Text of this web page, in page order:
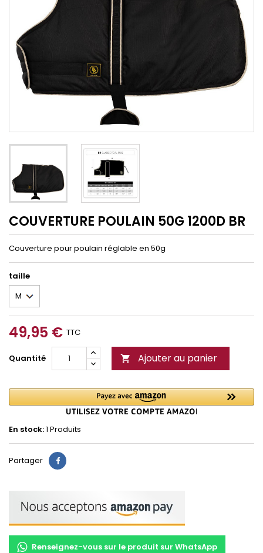
COUVERTURE POULAIN 50G 1200D BR
Couverture pour poulain réglable en 50g
taille
49,95 € TTC
Quantité  Ajouter au panier
En stock:1 Produits
Partager
Renseignez-vous sur le produit sur WhatsApp